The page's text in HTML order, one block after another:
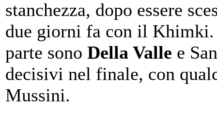
stanchezza, dopo essere
due giorni fa con il Khimki.
parte sono Della Valle e
decisivi nel finale, con
Mussini.